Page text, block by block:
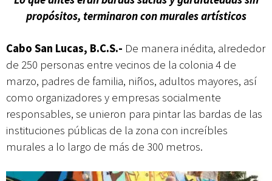
propósitos, terminaron con murales artísticos
Cabo San Lucas, B.C.S.- De manera inédita, alrededor
de 250 personas entre vecinos de la colonia 4 de
marzo, padres de familia, niños, adultos mayores, así
como organizadores y empresas socialmente
responsables, se unieron para pintar las bardas de las
instituciones públicas de la zona con increíbles
murales a lo largo de más de 300 metros.